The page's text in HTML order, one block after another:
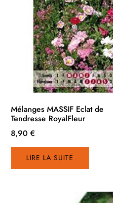
Mélanges MASSIF Eclat de
Tendresse RoyalFleur
8,90€
LIRE LA SUITE